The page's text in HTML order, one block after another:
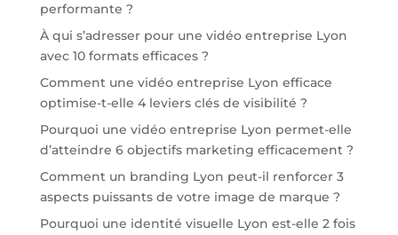
performante ?
À qui s’adresser pour une vidéo entreprise Lyon
avec 10 formats efficaces ?
Comment une vidéo entreprise Lyon efficace
optimise-t-elle 4 leviers clés de visibilité ?
Pourquoi une vidéo entreprise Lyon permet-elle
d’atteindre 6 objectifs marketing efficacement ?
Comment un branding Lyon peut-il renforcer 3
aspects puissants de votre image de marque ?
Pourquoi une identité visuelle Lyon est-elle 2 fois